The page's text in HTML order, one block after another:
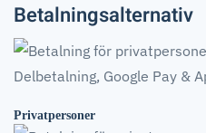
Betalningsalternativ
Privatpersoner